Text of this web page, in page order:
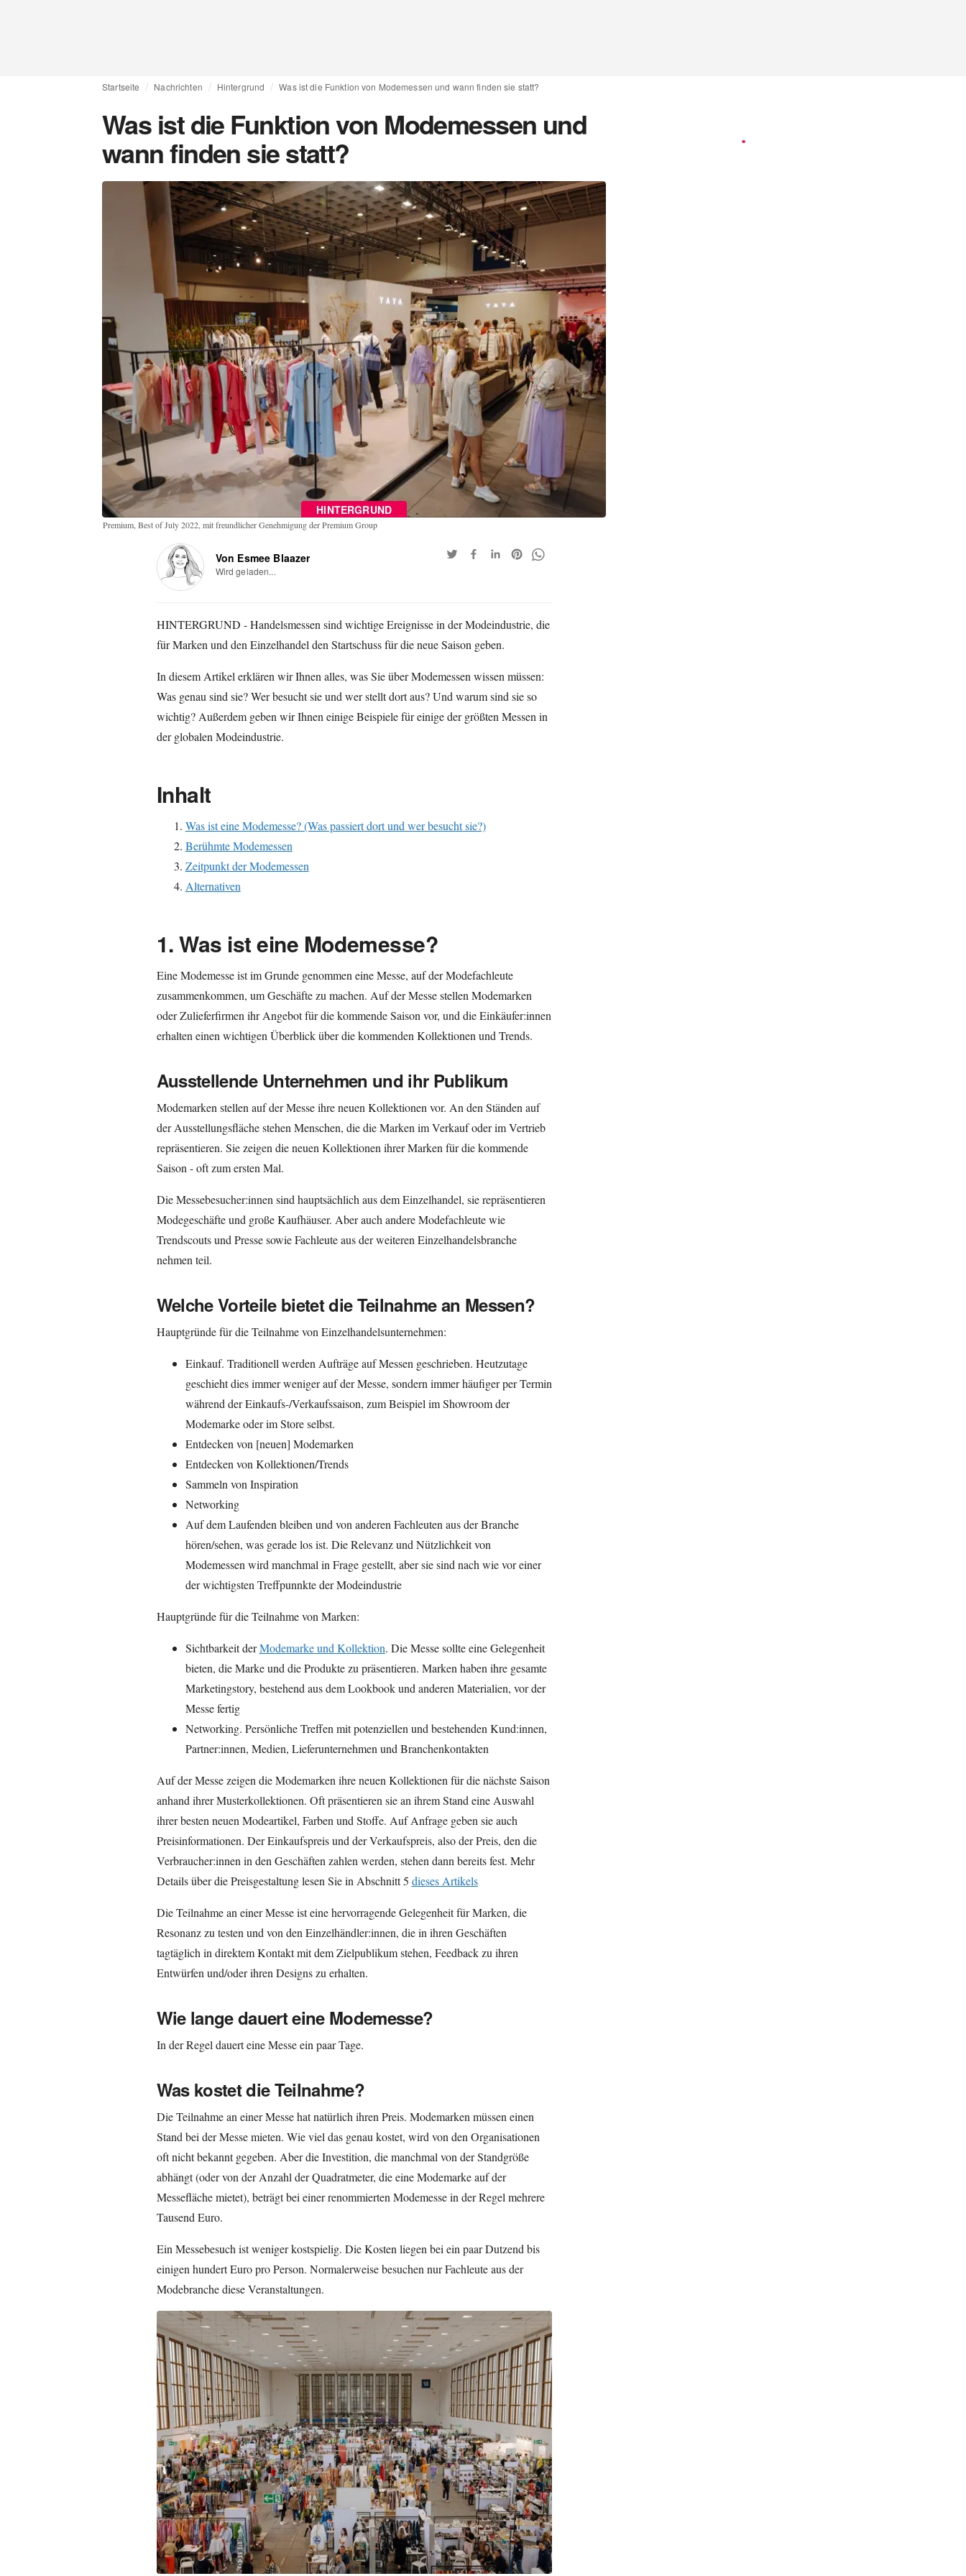
Startseite Nachrichten Hintergrund Was ist die Funktion von Modemessen und wann finden sie statt?
Was ist die Funktion von Modemessen und
wann finden sie statt?
HINTERGRUND
Premium, Best of July 2022, mit freundlicher Genehmigung der Premium Group
Von Esmee Blaazer
Wird geladen...
HINTERGRUND - Handelsmessen sind wichtige Ereignisse in der Modeindustrie, die
für Marken und den Einzelhandel den Startschuss für die neue Saison geben.
In diesem Artikel erklären wir Ihnen alles, was Sie über Modemessen wissen müssen:
Was genau sind sie? Wer besucht sie und wer stellt dort aus? Und warum sind sie so
wichtig? Außerdem geben wir Ihnen einige Beispiele für einige der größten Messen in
der globalen Modeindustrie.
Inhalt
Was ist eine Modemesse? (Was passiert dort und wer besucht sie?)
Berühmte Modemessen
Zeitpunkt der Modemessen
Alternativen
1. Was ist eine Modemesse?
Eine Modemesse ist im Grunde genommen eine Messe, auf der Modefachleute
zusammenkommen, um Geschäfte zu machen. Auf der Messe stellen Modemarken
oder Zulieferfirmen ihr Angebot für die kommende Saison vor, und die Einkäufer:innen
erhalten einen wichtigen Überblick über die kommenden Kollektionen und Trends.
Ausstellende Unternehmen und ihr Publikum
Modemarken stellen auf der Messe ihre neuen Kollektionen vor. An den Ständen auf
der Ausstellungsfläche stehen Menschen, die die Marken im Verkauf oder im Vertrieb
repräsentieren. Sie zeigen die neuen Kollektionen ihrer Marken für die kommende
Saison - oft zum ersten Mal.
Die Messebesucher:innen sind hauptsächlich aus dem Einzelhandel, sie repräsentieren
Modegeschäfte und große Kaufhäuser. Aber auch andere Modefachleute wie
Trendscouts und Presse sowie Fachleute aus der weiteren Einzelhandelsbranche
nehmen teil.
Welche Vorteile bietet die Teilnahme an Messen?
Hauptgründe für die Teilnahme von Einzelhandelsunternehmen:
Einkauf. Traditionell werden Aufträge auf Messen geschrieben. Heutzutage
geschieht dies immer weniger auf der Messe, sondern immer häufiger per Termin
während der Einkaufs-/Verkaufssaison, zum Beispiel im Showroom der
Modemarke oder im Store selbst.
Entdecken von [neuen] Modemarken
Entdecken von Kollektionen/Trends
Sammeln von Inspiration
Networking
Auf dem Laufenden bleiben und von anderen Fachleuten aus der Branche
hören/sehen, was gerade los ist. Die Relevanz und Nützlichkeit von
Modemessen wird manchmal in Frage gestellt, aber sie sind nach wie vor einer
der wichtigsten Treffpunnkte der Modeindustrie
Hauptgründe für die Teilnahme von Marken:
Sichtbarkeit derModemarke und Kollektion. Die Messe sollte eine Gelegenheit
bieten, die Marke und die Produkte zu präsentieren. Marken haben ihre gesamte
Marketingstory, bestehend aus dem Lookbook und anderen Materialien, vor der
Messe fertig
Networking. Persönliche Treffen mit potenziellen und bestehenden Kund:innen,
Partner:innen, Medien, Lieferunternehmen und Branchenkontakten
Auf der Messe zeigen die Modemarken ihre neuen Kollektionen für die nächste Saison
anhand ihrer Musterkollektionen. Oft präsentieren sie an ihrem Stand eine Auswahl
ihrer besten neuen Modeartikel, Farben und Stoffe. Auf Anfrage geben sie auch
Preisinformationen. Der Einkaufspreis und der Verkaufspreis, also der Preis, den die
Verbraucher:innen in den Geschäften zahlen werden, stehen dann bereits fest. Mehr
Details über die Preisgestaltung lesen Sie in Abschnitt 5 dieses Artikels
Die Teilnahme an einer Messe ist eine hervorragende Gelegenheit für Marken, die
Resonanz zu testen und von den Einzelhändler:innen, die in ihren Geschäften
tagtäglich in direktem Kontakt mit dem Zielpublikum stehen, Feedback zu ihren
Entwürfen und/oder ihren Designs zu erhalten.
Wie lange dauert eine Modemesse?
In der Regel dauert eine Messe ein paar Tage.
Was kostet die Teilnahme?
Die Teilnahme an einer Messe hat natürlich ihren Preis. Modemarken müssen einen
Stand bei der Messe mieten. Wie viel das genau kostet, wird von den Organisationen
oft nicht bekannt gegeben. Aber die Investition, die manchmal von der Standgröße
abhängt (oder von der Anzahl der Quadratmeter, die eine Modemarke auf der
Messefläche mietet), beträgt bei einer renommierten Modemesse in der Regel mehrere
Tausend Euro.
Ein Messebesuch ist weniger kostspielig. Die Kosten liegen bei ein paar Dutzend bis
einigen hundert Euro pro Person. Normalerweise besuchen nur Fachleute aus der
Modebranche diese Veranstaltungen.